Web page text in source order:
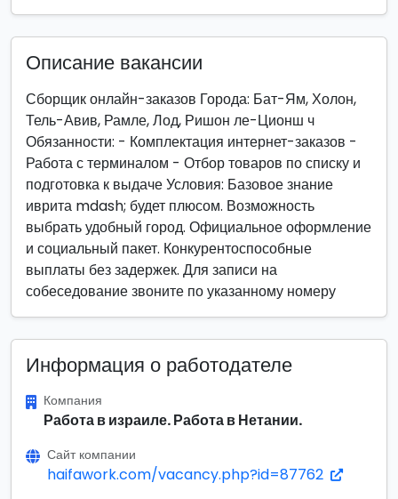
Описание вакансии
Сборщик онлайн-заказов Города: Бат-Ям, Холон,
Тель-Авив, Рамле, Лод, Ришон ле-Ционш ч
Обязанности: - Комплектация интернет-заказов -
Работа с терминалом - Отбор товаров по списку и
подготовка к выдаче Условия: Базовое знание
иврита mdash; будет плюсом. Возможность
выбрать удобный город. Официальное оформление
и социальный пакет. Конкурентоспособные
выплаты без задержек. Для записи на
собеседование звоните по указанному номеру
Информация о работодателе
Компания
Работа в израиле. Работа в Нетании.
Сайт компании
haifawork.com/vacancy.php?id=87762